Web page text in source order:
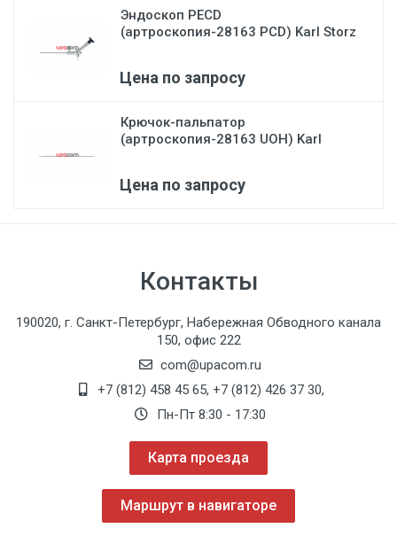
Эндоскоп PECD
(артроскопия-28163 PCD) Karl Storz
Цена по запросу
Крючок-пальпатор
(артроскопия-28163 UOH) Karl
Цена по запросу
Контакты
190020, г. Санкт-Петербург, Набережная Обводного канала
150, офис 222
com@upacom.ru
+7 (812) 458 45 65, +7 (812) 426 37 30,
Пн-Пт 8:30 - 17:30
Карта проезда
Маршрут в навигаторе